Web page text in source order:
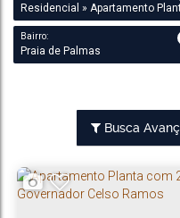
Residencial » Apartamento
Bairro:
Praia de Palmas
Busca